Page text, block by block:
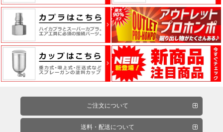
ペ
ー
パ
ー・
磨
具・
ご注文について
送料・配送について